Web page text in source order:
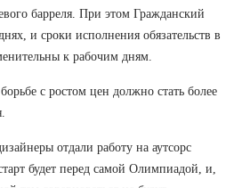
барреля. При этом Гражданский
и сроки исполнения обязательств в
к рабочим дням.
с ростом цен должно стать более
отдали работу на аутсорс
будет перед самой Олимпиадой, и,